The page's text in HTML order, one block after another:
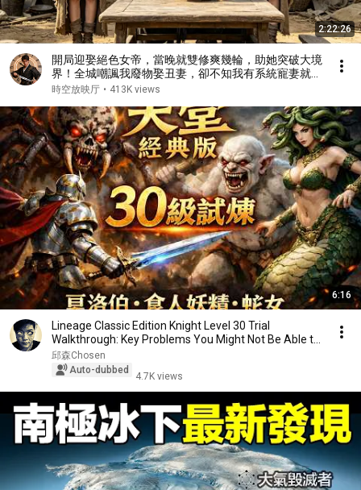
2:22:26
開局迎娶絕色女帝，當晚就雙修爽幾輪，助她突破大境
界！全城嘲諷我廢物娶丑妻，卻不知我有系統寵妻就獎
勵，我橫壓當世帶八個絕色老婆飛升！#短劇 #drama
時空放映厅 • 413K views
6:16
Lineage Classic Edition Knight Level 30 Trial
Walkthrough: Key Problems You Might Not Be Able to
...
邱森Chosen
Auto-dubbed
4.7K views